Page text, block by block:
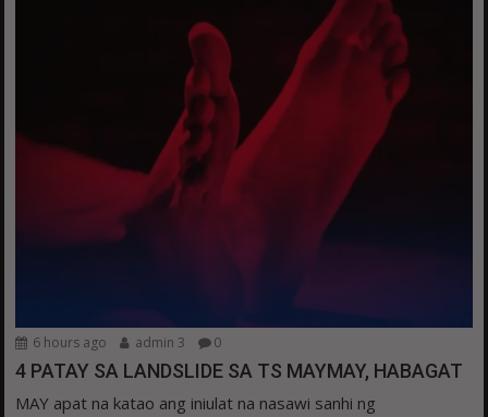
6 hours ago admin 3 0
4 PATAY SA LANDSLIDE SA TS MAYMAY, HABAGAT
MAY apat na katao ang iniulat na nasawi sanhi ng